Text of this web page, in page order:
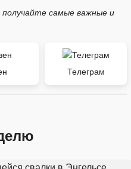
самые важные и
Телеграм